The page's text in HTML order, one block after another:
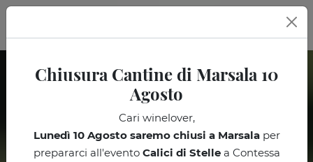
IT
Chiusura Cantine di Marsala 10
Agosto
Cari winelover,
Lunedì 10 Agosto saremo chiusi a Marsalaper
prepararci all'evento Calici di Stelle a Contessa